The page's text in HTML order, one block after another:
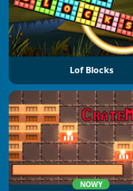
Lof Blocks
NOWY